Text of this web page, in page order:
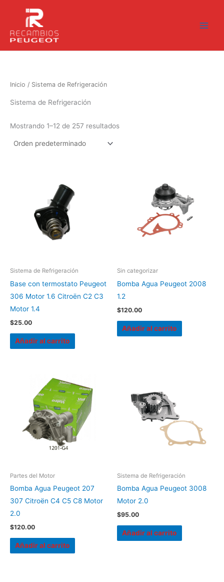
contenido
Inicio / Sistema de Refrigeración
Sistema de Refrigeración
Mostrando 1–12 de 257 resultados
Sistema de Refrigeración
Base con termostato Peugeot
306 Motor 1.6 Citroën C2 C3
Motor 1.4
$25.00
Añadir al carrito
Sin categorizar
Bomba Agua Peugeot 2008
1.2
$120.00
Añadir al carrito
Partes del Motor
Bomba Agua Peugeot 207
307 Citroën C4 C5 C8 Motor
2.0
$120.00
Añadir al carrito
Sistema de Refrigeración
Bomba Agua Peugeot 3008
Motor 2.0
$95.00
Añadir al carrito